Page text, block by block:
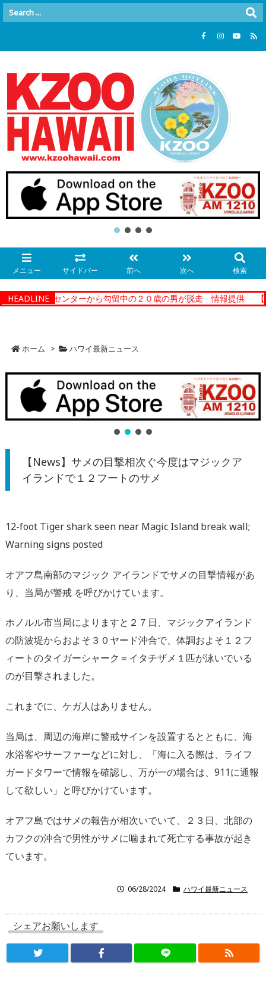
メニュー サイドバー 前へ 次へ 検索
HEADLINE
ショナルセンターから勾留中の２０歳の男が脱走 情報提供 【
ホーム > ハワイ最新ニュース
【News】サメの目撃相次ぐ今度はマジックア
イランドで１２フートのサメ
12-foot Tiger shark seen near Magic Island break wall;
Warning signs posted
オアフ島南部のマジック アイランドでサメの目撃情報があ
り、当局が警戒 を呼びかけています。
ホノルル市当局によりますと２７日、マジックアイランド
の防波堤からおよそ３０ヤード沖合で、体調およそ１２フ
ィートのタイガーシャーク＝イタチザメ１匹が泳いでいる
のが目撃されました。
これまでに、ケガ人はありません。
当局は、周辺の海岸に警戒サインを設置するとともに、海
水浴客やサーファーなどに対し、「海に入る際は、ライフ
ガードタワーで情報を確認し、万が一の場合は、911に通報
して欲しい」と呼びかけています。
オアフ島ではサメの報告が相次いでいて、２３日、北部の
カフクの沖合で男性がサメに噛まれて死亡する事故が起き
ています。
06/28/2024 ハワイ最新ニュース
シェアお願いします